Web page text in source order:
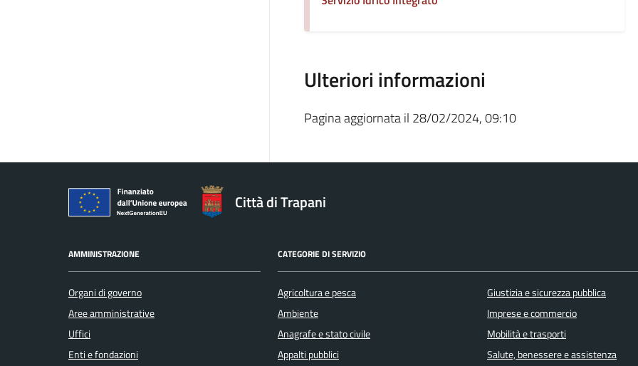
Ulteriori informazioni
Pagina aggiornata il 28/02/2024, 09:10
Città di Trapani
AMMINISTRAZIONE
Organi di governo
Aree amministrative
Uffici
Enti e fondazioni
CATEGORIE DI SERVIZIO
Agricoltura e pesca
Ambiente
Anagrafe e stato civile
Appalti pubblici
Giustizia e sicurezza pubblica
Imprese e commercio
Mobilità e trasporti
Salute, benessere e assistenza